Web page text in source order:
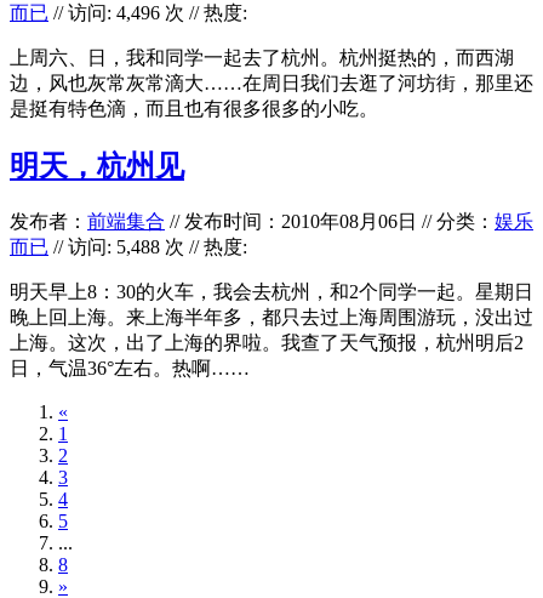
而已 // 访问: 4,496 次 // 热度:
上周六、日，我和同学一起去了杭州。杭州挺热的，而西湖
边，风也灰常灰常滴大……在周日我们去逛了河坊街，那里还
是挺有特色滴，而且也有很多很多的小吃。
明天，杭州见
发布者： 前端集合 // 发布时间：2010年08月06日 //分类： 娱乐
而已 // 访问: 5,488 次 // 热度:
明天早上8：30的火车，我会去杭州，和2个同学一起。星期日
晚上回上海。来上海半年多，都只去过上海周围游玩，没出过
上海。这次，出了上海的界啦。我查了天气预报，杭州明后2
日，气温36°左右。热啊……
«
1
2
3
4
5
...
8
»